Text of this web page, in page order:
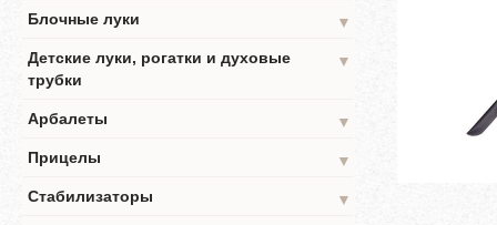
Блочные луки
▼
Детские луки, рогатки и духовые
трубки
▼
Арбалеты
▼
Прицелы
▼
Стабилизаторы
▼